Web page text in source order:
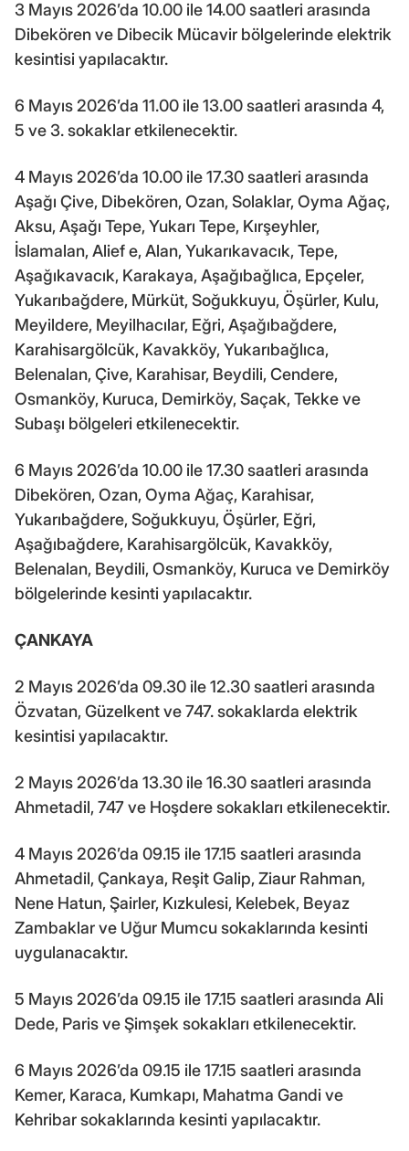
3 Mayıs 2026’da 10.00 ile 14.00 saatleri arasında
Dibekören ve Dibecik Mücavir bölgelerinde elektrik
kesintisi yapılacaktır.
6 Mayıs 2026’da 11.00 ile 13.00 saatleri arasında 4,
5 ve 3. sokaklar etkilenecektir.
4 Mayıs 2026’da 10.00 ile 17.30 saatleri arasında
Aşağı Çive, Dibekören, Ozan, Solaklar, Oyma Ağaç,
Aksu, Aşağı Tepe, Yukarı Tepe, Kırşeyhler,
İslamalan, Alief e, Alan, Yukarıkavacık, Tepe,
Aşağıkavacık, Karakaya, Aşağıbağlıca, Epçeler,
Yukarıbağdere, Mürküt, Soğukkuyu, Öşürler, Kulu,
Meyildere, Meyilhacılar, Eğri, Aşağıbağdere,
Karahisargölcük, Kavakköy, Yukarıbağlıca,
Belenalan, Çive, Karahisar, Beydili, Cendere,
Osmanköy, Kuruca, Demirköy, Saçak, Tekke ve
Subaşı bölgeleri etkilenecektir.
6 Mayıs 2026’da 10.00 ile 17.30 saatleri arasında
Dibekören, Ozan, Oyma Ağaç, Karahisar,
Yukarıbağdere, Soğukkuyu, Öşürler, Eğri,
Aşağıbağdere, Karahisargölcük, Kavakköy,
Belenalan, Beydili, Osmanköy, Kuruca ve Demirköy
bölgelerinde kesinti yapılacaktır.
ÇANKAYA
2 Mayıs 2026’da 09.30 ile 12.30 saatleri arasında
Özvatan, Güzelkent ve 747. sokaklarda elektrik
kesintisi yapılacaktır.
2 Mayıs 2026’da 13.30 ile 16.30 saatleri arasında
Ahmetadil, 747 ve Hoşdere sokakları etkilenecektir.
4 Mayıs 2026’da 09.15 ile 17.15 saatleri arasında
Ahmetadil, Çankaya, Reşit Galip, Ziaur Rahman,
Nene Hatun, Şairler, Kızkulesi, Kelebek, Beyaz
Zambaklar ve Uğur Mumcu sokaklarında kesinti
uygulanacaktır.
5 Mayıs 2026’da 09.15 ile 17.15 saatleri arasında Ali
Dede, Paris ve Şimşek sokakları etkilenecektir.
6 Mayıs 2026’da 09.15 ile 17.15 saatleri arasında
Kemer, Karaca, Kumkapı, Mahatma Gandi ve
Kehribar sokaklarında kesinti yapılacaktır.